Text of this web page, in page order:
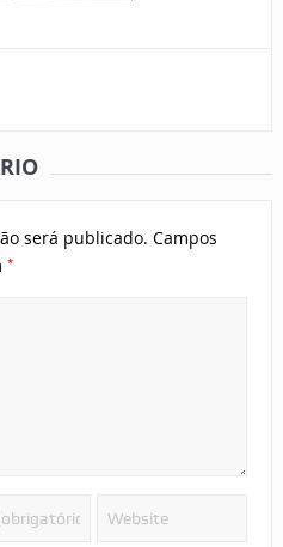
será publicado. Campos
*